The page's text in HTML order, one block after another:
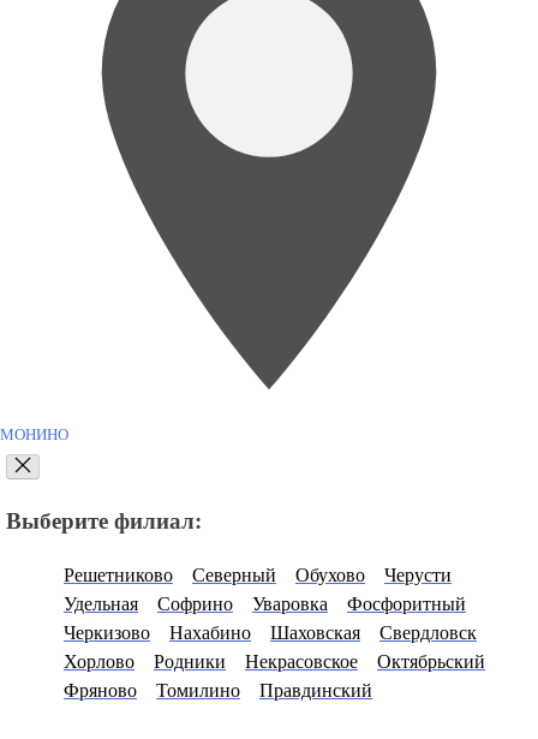
МОНИНО
Выберите филиал:
Решетниково Северный Обухово
Черусти
Удельная
Софрино Уваровка
Фосфоритный
Черкизово
Нахабино Шаховская
Свердловск
Хорлово
Родники Некрасовское
Октябрьский
Фряново
Томилино Правдинский